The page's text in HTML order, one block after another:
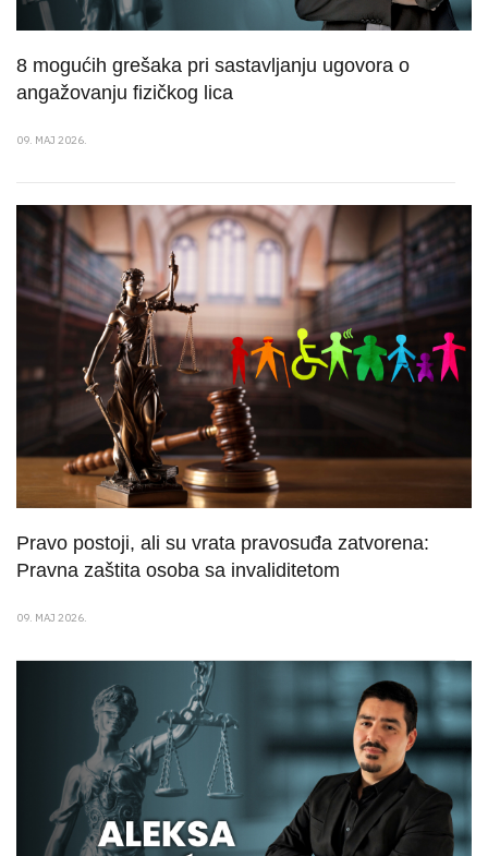
8 mogućih grešaka pri sastavljanju ugovora o
angažovanju fizičkog lica
09. MAJ 2026.
Pravo postoji, ali su vrata pravosuđa zatvorena:
Pravna zaštita osoba sa invaliditetom
09. MAJ 2026.